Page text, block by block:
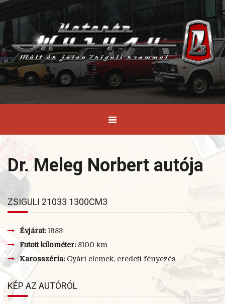
Dr. Meleg Norbert autója
ZSIGULI 21033 1300CM3
Évjárat: 1983
Futott kilométer: 8100 km
Karosszéria: Gyári elemek, eredeti fényezés
KÉP AZ AUTÓRÓL